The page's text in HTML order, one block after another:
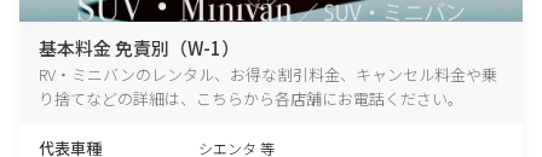
基本料金 免責別（W-1）
RV・ミニバンのレンタル、お得な割引料金、キャンセル料金や乗
り捨てなどの詳細は、こちらから各店舗にお電話ください。
代表車種 シエンタ 等